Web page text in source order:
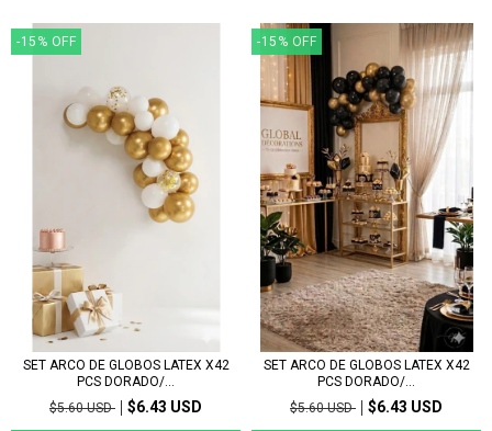
-15 % OFF
SET ARCO DE GLOBOS LATEX X42
PCS DORADO/...
$5.60 USD
$6.43 USD
-15 % OFF
SET ARCO DE GLOBOS LATEX X42
PCS DORADO/...
$5.60 USD
$6.43 USD